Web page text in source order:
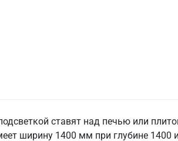
ставят над печью или
ширину 1400 мм при глубине